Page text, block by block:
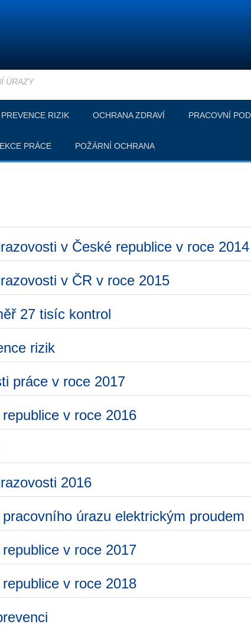
ÚRAZY
PREVENCE RIZIK OCHRANA ZDRAVÍ PRACOVNÍ
PRÁCE POŽÁRNÍ OCHRANA
v České republice v roce 2014
v ČR v roce 2015
27 tisíc kontrol
rizik
práce v roce 2017
v roce 2016
2016
úrazu elektrickým proudem
v roce 2017
v roce 2018